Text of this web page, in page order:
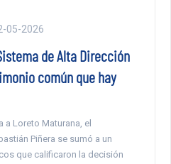
05-2026
de Alta Dirección
común que hay
a Loreto Maturana, el
Piñera se sumó a un
que calificaron la decisión